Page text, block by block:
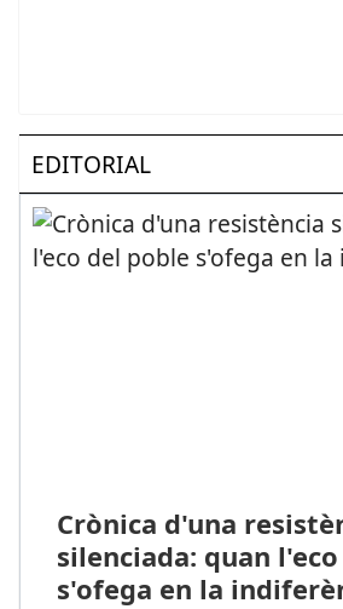
EDITORIAL
Crònica d'una
silenciada: quan
s'ofega en la